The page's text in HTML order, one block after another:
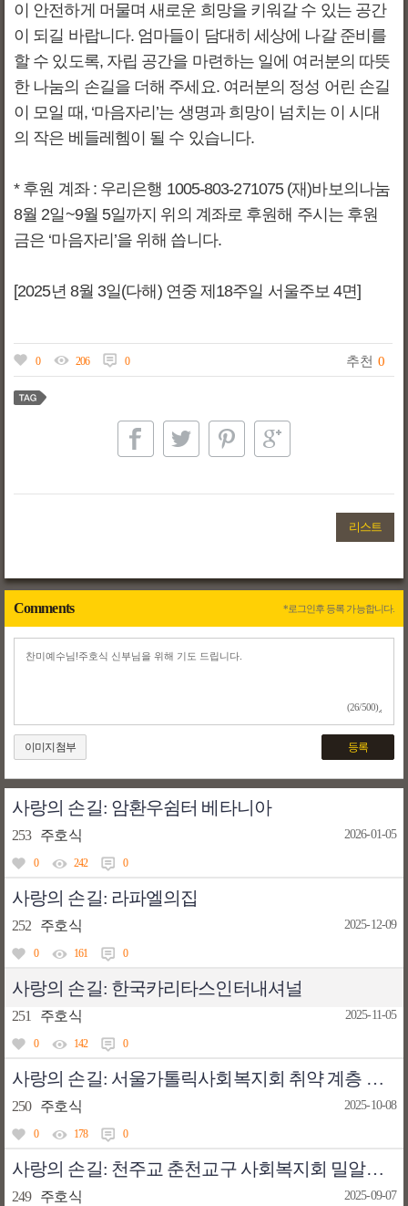
이 안전하게 머물며 새로운 희망을 키워갈 수 있는 공간
이 되길 바랍니다. 엄마들이 담대히 세상에 나갈 준비를
할 수 있도록, 자립 공간을 마련하는 일에 여러분의 따뜻
한 나눔의 손길을 더해 주세요. 여러분의 정성 어린 손길
이 모일 때, ‘마음자리’는 생명과 희망이 넘치는 이 시대
의 작은 베들레헴이 될 수 있습니다.
* 후원 계좌 : 우리은행 1005-803-271075 (재)바보의나눔
8월 2일~9월 5일까지 위의 계좌로 후원해 주시는 후원
금은 ‘마음자리’을 위해 씁니다.
[2025년 8월 3일(다해) 연중 제18주일 서울주보 4면]
0 206 0 추천 0
리스트
Comments *로그인후 등록 가능합니다.
(26/500)
이미지첨부 등록
사랑의 손길: 암환우쉼터 베타니아
253 주호식 2026-01-05
0 242 0
사랑의 손길: 라파엘의집
252 주호식 2025-12-09
0 161 0
사랑의 손길: 한국카리타스인터내셔널
251 주호식 2025-11-05
0 142 0
사랑의 손길: 서울가톨릭사회복지회 취약 계층 지원 사업
250 주호식 2025-10-08
0 178 0
사랑의 손길: 천주교 춘천교구 사회복지회 밀알재활원
249 주호식 2025-09-07